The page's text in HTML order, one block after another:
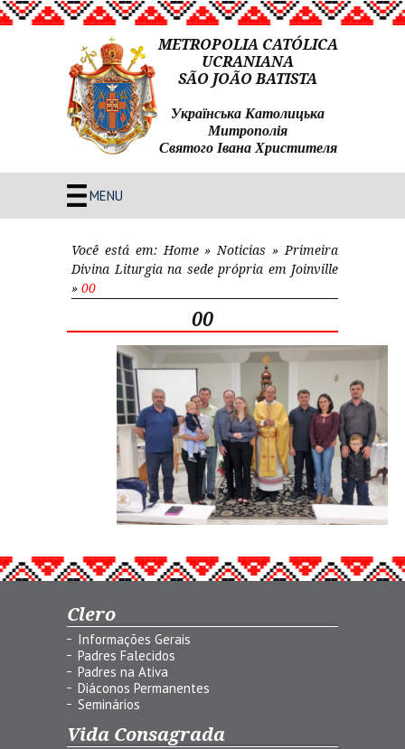
METROPOLIA CATÓLICA
UCRANIANA
SÃO JOÃO BATISTA
Українська Католицька
Митрополія
Святого Івана Христителя
MENU
Você está em: Home» Noticias » Primeira
Divina Liturgia na sede própria em Joinville
» 00
00
Clero
Informações Gerais
Padres Falecidos
Padres na Ativa
Diáconos Permanentes
Seminários
Vida Consagrada